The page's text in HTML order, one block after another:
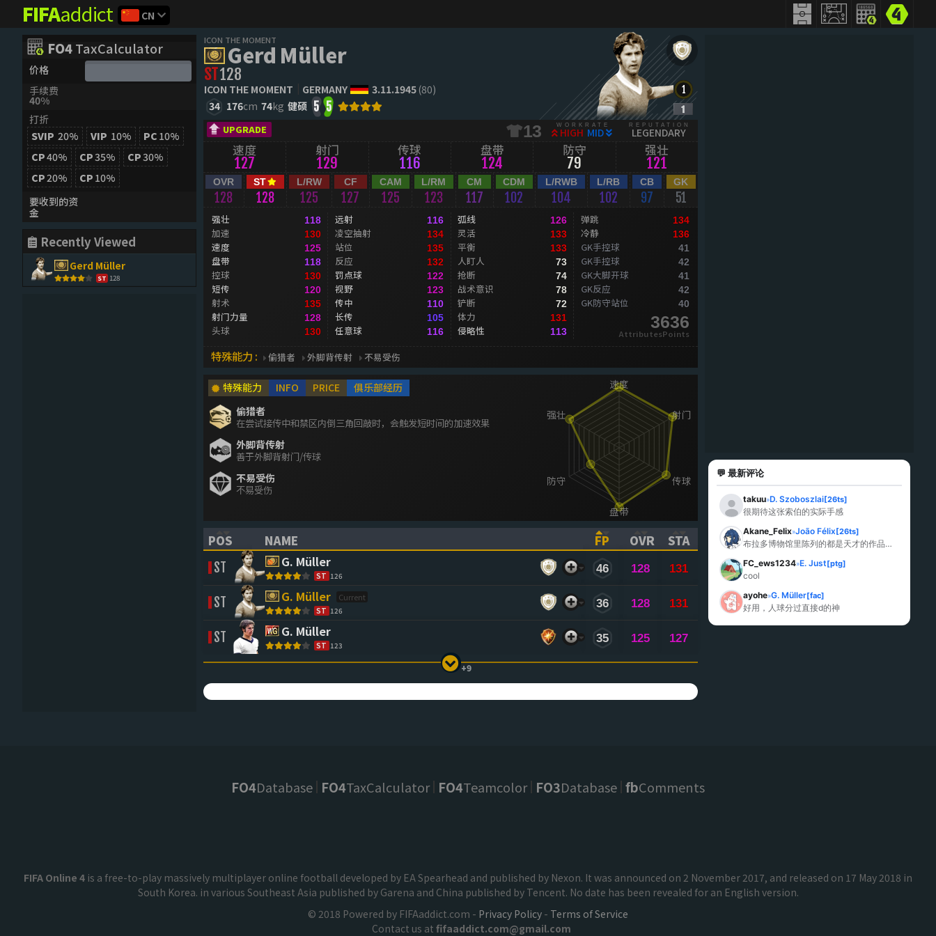
FIFAaddict CN
FO4TaxCalculator
价格
手续费
40%
打折
SVIP 20% VIP 10% PC 10%
CP40% CP35% CP30%
CP20% CP 10%
要收到的资
金
Recently Viewed
Gerd Müller
ST 128
ICON THE MOMENT
Gerd Müller
ST128
ICON THE MOMENT GERMANY 3.11.1945(80)
34 176cm 74kg 健硕 5 5
UPGRADE 13 WORKRATE
HIGH MID
REPUTATION
LEGENDARY
速度
127
射门
129
传球
116
盘带
124
防守
79
强壮
121
OVR
128
ST
128
L/RW
125
CF
127
CAM
125
L/RM
123
CM
117
CDM
102
L/RWB
104
L/RB
102
CB
97
GK
51
强壮 118
加速 130
速度 125
盘带 118
控球 130
短传 120
射术 135
射门力量 128
头球 130
远射 116
凌空抽射 134
站位 135
反应 132
罚点球 122
视野 123
传中 110
长传 105
任意球 116
弧线 126
灵活 133
平衡 133
人盯人 73
抢断 74
战术意识 78
铲断 72
体力 131
侵略性 113
弹跳 134
冷静 136
GK手控球 41
GK手控球 42
GK大脚开球 41
GK反应 42
GK防守站位 40
3636
AttributesPoints
特殊能力 : 偷猎者 外脚背传射 不易受伤
特殊能力 INFO PRICE
俱乐部经历
偷猎者
在尝试接传中和禁区内倒三角回敲时，会触发短时间的加速效果
外脚背传射
善于外脚背射门/传球
不易受伤
不易受伤
POS
(CLICK TO SORT ASCENDING)
NAME
(CLICK TO SORT ASCENDING)
FP
(CLICK TO SORT ASCENDING)
OVR
(CLICK TO SORT ASCENDING)
STA
(CLICK TO SORT ASCENDING)
ST G. Müller
ST 126
46 128 131
ST G. Müller
ST 126
36 128 131
ST G. Müller
ST 123
35 125 127
+9
💬 最新评论
takuu»D. Szoboszlai[26ts]
很期待这张索伯的实际手感
Akane_Felix»João Félix[26ts]
布拉多博物馆里陈列的都是天才的作品…
FC_ews1234»E. Just[ptg]
cool
ayohe»G. Müller[fac]
好用，人球分过直接d的神
FO4Database FO4TaxCalculator FO4Teamcolor FO3Database fbComments
FIFA Online 4 is a free-to-play massively multiplayer online football developed by EA Spearhead and published by Nexon. It was announced on 2 November 2017, and released on 17 May 2018 in
South Korea. in various Southeast Asia published by Garena and China published by Tencent. No date has been revealed for an English version.
© 2018 Powered by FIFAaddict.com - Privacy Policy - Terms of Service
Contact us at fifaaddict.com@gmail.com